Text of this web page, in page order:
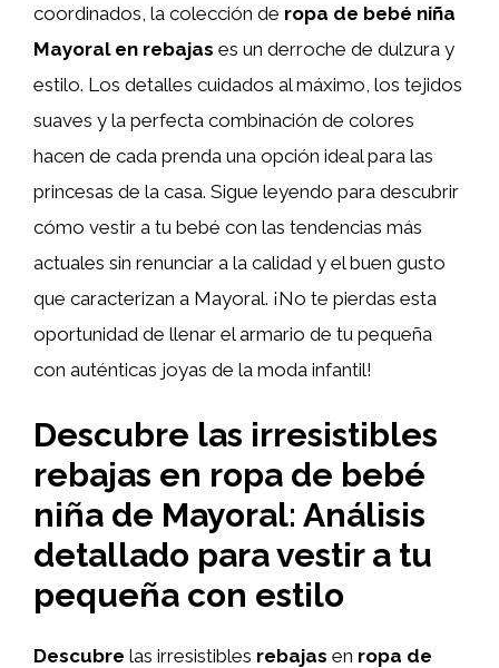
coordinados, la colección de ropa de bebé niña
Mayoral en rebajas es un derroche de dulzura y
estilo. Los detalles cuidados al máximo, los tejidos
suaves y la perfecta combinación de colores
hacen de cada prenda una opción ideal para las
princesas de la casa. Sigue leyendo para descubrir
cómo vestir a tu bebé con las tendencias más
actuales sin renunciar a la calidad y el buen gusto
que caracterizan a Mayoral. ¡No te pierdas esta
oportunidad de llenar el armario de tu pequeña
con auténticas joyas de la moda infantil!
Descubre las irresistibles
rebajas en ropa de bebé
niña de Mayoral: Análisis
detallado para vestir a tu
pequeña con estilo
Descubre las irresistibles rebajas en ropa de